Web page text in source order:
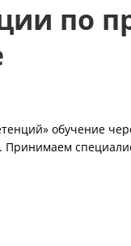
по
обучение